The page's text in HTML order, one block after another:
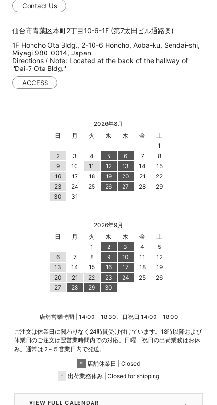
Contact Us
仙台市青葉区本町2丁目10-6-1F (第7太田ビル通路奥)
1F Honcho Ota Bldg., 2-10-6 Honcho, Aoba-ku, Sendai-shi,
Miyagi 980-0014, Japan
Directions / Note: Located at the back of the hallway of
''Dai-7 Ota Bldg.''
ACCESS
2026年8月
日
月 火 水 木 金
土
1
2
3 4 5 6 7
8
9
10 11 12 13 14
15
16
17 18 19 20 21
22
23
24 25 26 27 28
29
30
31
2026年9月
日
月 火 水 木 金
土
1
2 3 4
5
6
7 8 9 10 11
12
13
14 15 16 17 18
19
20
21 22 23 24 25
26
27
28 29 30
店舗営業時間 | 14:00 - 18:30、日祝日 14:00 - 18:00
ご注文は休業日に関わりなく24時間受け付けています。18時以降および
休業日のご注文は翌営業時間内での対応。日曜・祝日の出荷業務はお休
み。通常は２~５営業日内で発送。
＊
店舗休業日 | Closed
＊
出荷業務休み | Closed for shipping
VIEW FULL CALENDAR